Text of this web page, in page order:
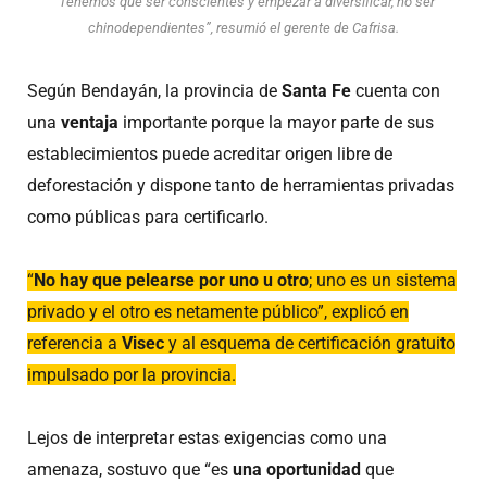
chinodependientes”, resumió el gerente de Cafrisa.
Según Bendayán, la provincia de Santa Fe cuenta con
una ventaja importante porque la mayor parte de sus
establecimientos puede acreditar origen libre de
deforestación y dispone tanto de herramientas privadas
como públicas para certificarlo.
“No hay que pelearse por uno u otro; uno es un sistema
privado y el otro es netamente público”, explicó en
referencia a Visec y al esquema de certificación gratuito
impulsado por la provincia.
Lejos de interpretar estas exigencias como una
amenaza, sostuvo que “es una oportunidad que